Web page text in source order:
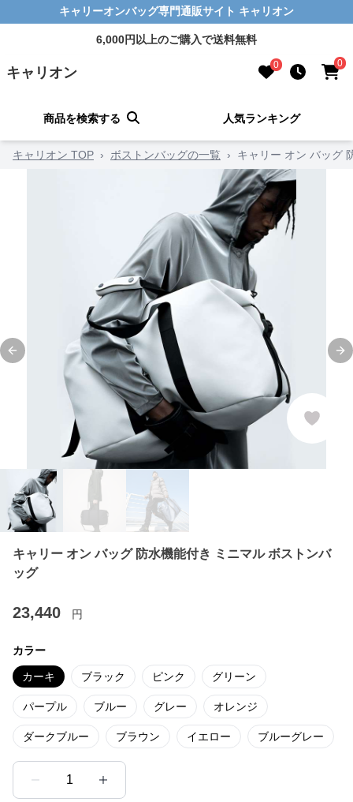
キャリーオンバッグ専門通販サイト キャリオン
6,000円以上のご購入で送料無料
キャリオン 0 0
商品を検索する 人気ランキング
キャリオン TOP › ボストンバッグの一覧 › キャリー オン バッグ
Previous slide
キャリー オン バッグ 防水機能付き ミニマル ボストンバ
ッグ
23,440 円
カラー
カーキ ブラック ピンク グリーン
パープル ブルー グレー オレンジ
ダークブルー ブラウン イエロー ブルーグレー
1